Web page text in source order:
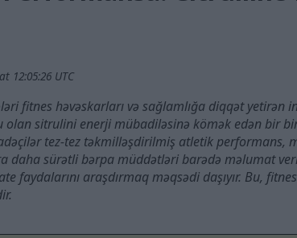
12:05:26 UTC
fitnes həvəskarları və sağlamlığa diqqət yetirən
olan sitrulini enerji mübadiləsinə kömək edən bir
tez-tez təkmilləşdirilmiş atletik performans,
daha sürətli bərpa müddətləri barədə məlumat
faydalarını araşdırmaq məqsədi daşıyır. Bu,